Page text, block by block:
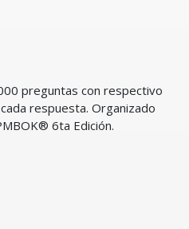
preguntas con respectivo
respuesta. Organizado
6ta Edición.